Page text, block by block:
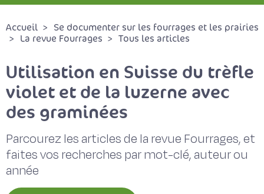
Accueil
Se documenter sur les fourrages et les prairies
La revue Fourrages
Tous les articles
Utilisation en Suisse du trèfle
violet et de la luzerne avec
des graminées
Parcourez les articles de la revue Fourrages, et
faites vos recherches par mot-clé, auteur ou
année